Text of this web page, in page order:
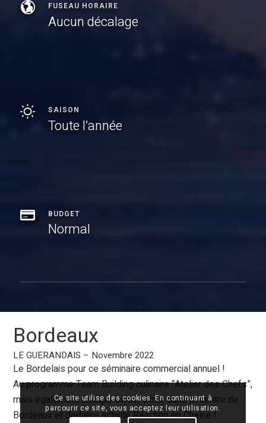
FUSEAU HORAIRE
Aucun décalage
SAISON
Toute l’année
BUDGET
Normal
Bordeaux
LE GUERANDAIS – Novembre 2022
Le Bordelais pour ce séminaire commercial annuel !
Au programme Team Building culinaire “Atelier des Chefs”,
mais également Escape Game, Dîner dans le centre de
Bordeaux et dernière activité Réaction en Chaîne !
Ce site utilise des cookies. En continuant à
parcourir ce site, vous acceptez leur utilisation.
07 68 28 51 58